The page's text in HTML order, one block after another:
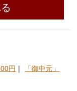
円 ｜
「御中元」